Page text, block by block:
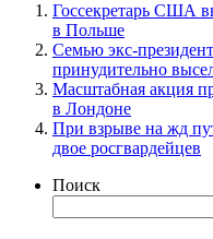
Госсекретарь США
в Польше
Семью экс-
принудительно
Масштабная акция
в Лондоне
При взрыве на жд
двое росгвардейцев
Поиск